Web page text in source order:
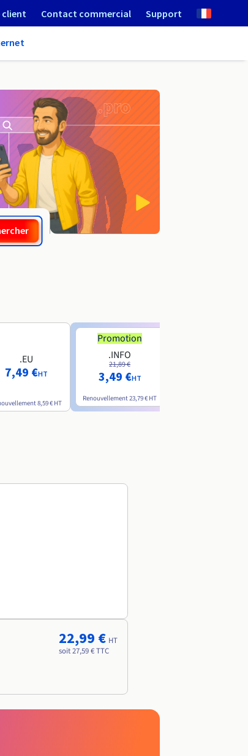
client Contact commercial Support
.EU
7,49 €HT
8,59 € HT
Promotion
.INFO
21,89 €
3,49 €HT
Renouvellement23,79 € HT
22,99 € HT
soit 27,59 € TTC